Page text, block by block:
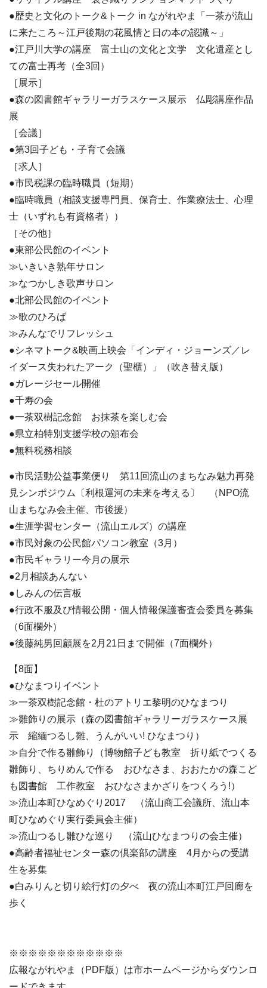
●歴史と文化のトーク&トーク in ながれやま「一茶が流山
に来たころ～江戸後期の花風情と日の本の認識～」
●江戸川大学の講座 富士山の文化と文学 文化遺産とし
ての富士再考（全3回）
［展示］
●森の図書館ギャラリーガラスケース展示 仏彫講座作品
展
［会議］
●第3回子ども・子育て会議
［求人］
●市民税課の臨時職員（短期）
●臨時職員（相談支援専門員、保育士、作業療法士、心理
士（いずれも有資格者））
［その他］
●東部公民館のイベント
≫いきいき熟年サロン
≫なつかしき歌声サロン
●北部公民館のイベント
≫歌のひろば
≫みんなでリフレッシュ
●シネマトーク&映画上映会「インディ・ジョーンズ／レ
イダース失われたアーク（聖櫃）」（吹き替え版）
●ガレージセール開催
●千寿の会
●一茶双樹記念館 お抹茶を楽しむ会
●県立柏特別支援学校の頒布会
●無料税務相談
●市民活動公益事業便り 第11回流山のまちなみ魅力再発
見シンポジウム〔利根運河の未来を考える〕 （NPO流
山まちなみ会主催、市後援）
●生涯学習センター（流山エルズ）の講座
●市民対象の公民館パソコン教室（3月）
●市民ギャラリー今月の展示
●2月相談あんない
●しみんの伝言板
●行政不服及び情報公開・個人情報保護審査会委員を募集
（6面欄外）
●後藤純男回顧展を2月21日まで開催（7面欄外）
【8面】
●ひなまつりイベント
≫一茶双樹記念館・杜のアトリエ黎明のひなまつり
≫雛飾りの展示（森の図書館ギャラリーガラスケース展
示 縮緬つるし雛、うんがいい! ひなまつり）
≫自分で作る雛飾り（博物館子ども教室 折り紙でつくる
雛飾り、ちりめんで作る おひなさま、おおたかの森こど
も図書館 工作教室 おひなさまかざりをつくろう!）
≫流山本町ひなめぐり2017 （流山商工会議所、流山本
町ひなめぐり実行委員会主催）
≫流山つるし雛ひな巡り （流山ひなまつりの会主催）
●高齢者福祉センター森の倶楽部の講座 4月からの受講
生を募集
●白みりんと切り絵行灯の夕べ 夜の流山本町江戸回廊を
歩く
※※※※※※※※※※※※
広報ながれやま（PDF版）は市ホームページからダウンロ